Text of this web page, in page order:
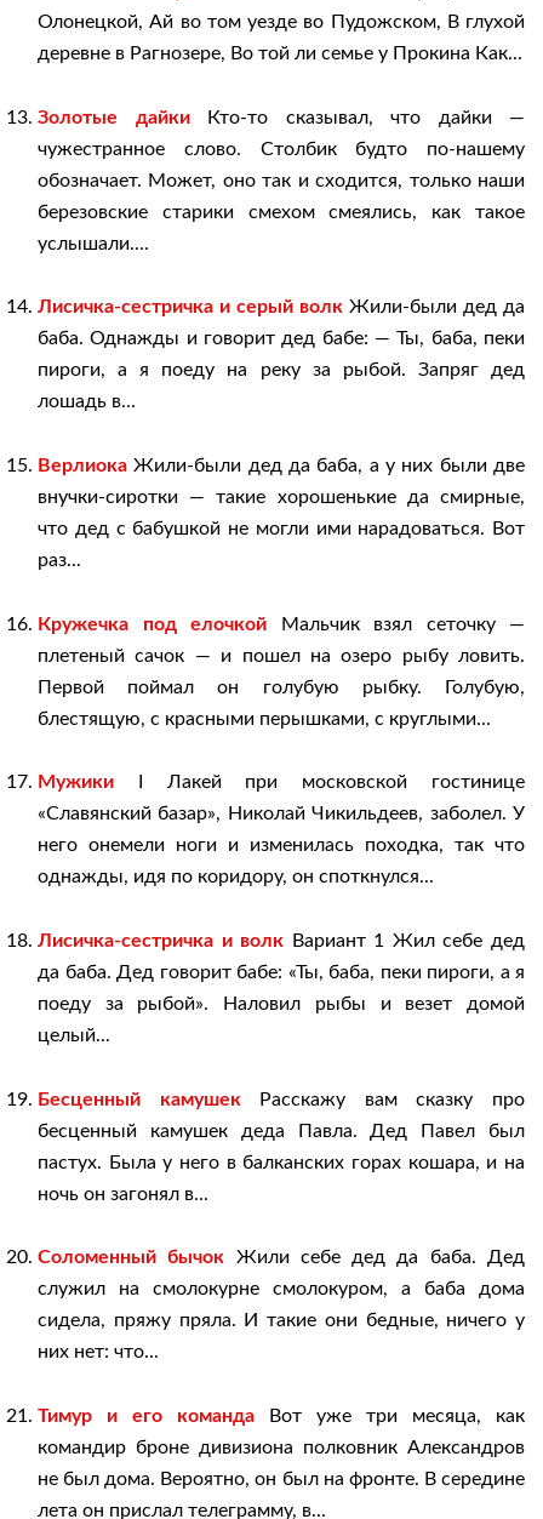
Олонецкой, Ай во том уезде во Пудожском, В глухой
деревне в Рагнозере, Во той ли семье у Прокина Как...
Золотые дайкиКто-то сказывал, что дайки —
чужестранное слово. Столбик будто по-нашему
обозначает. Может, оно так и сходится, только наши
березовские старики смехом смеялись, как такое
услышали....
Лисичка-сестричка и серый волк Жили-были дед да
баба. Однажды и говорит дед бабе: — Ты, баба, пеки
пироги, а я поеду на реку за рыбой. Запряг дед
лошадь в...
Верлиока Жили-были дед да баба, а у них были две
внучки-сиротки — такие хорошенькие да смирные,
что дед с бабушкой не могли ими нарадоваться. Вот
раз...
Кружечка под елочкой Мальчик взял сеточку —
плетеный сачок — и пошел на озеро рыбу ловить.
Первой поймал он голубую рыбку. Голубую,
блестящую, с красными перышками, с круглыми...
Мужики I Лакей при московской гостинице
«Славянский базар», Николай Чикильдеев, заболел. У
него онемели ноги и изменилась походка, так что
однажды, идя по коридору, он споткнулся...
Лисичка-сестричка и волк Вариант 1 Жил себе дед
да баба. Дед говорит бабе: «Ты, баба, пеки пироги, а я
поеду за рыбой». Наловил рыбы и везет домой
целый...
Бесценный камушек Расскажу вам сказку про
бесценный камушек деда Павла. Дед Павел был
пастух. Была у него в балканских горах кошара, и на
ночь он загонял в...
Соломенный бычок Жили себе дед да баба. Дед
служил на смолокурне смолокуром, а баба дома
сидела, пряжу пряла. И такие они бедные, ничего у
них нет: что...
Тимур и его команда Вот уже три месяца, как
командир броне дивизиона полковник Александров
не был дома. Вероятно, он был на фронте. В середине
лета он прислал телеграмму, в...